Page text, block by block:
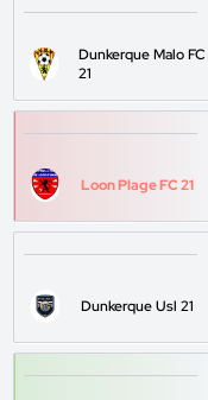
Dunkerque Malo FC
21
Loon Plage FC 21
Dunkerque Usl 21